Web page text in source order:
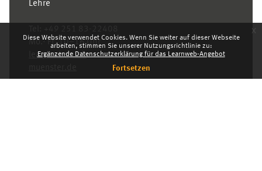
Diese Website verwendet Cookies. Wenn Sie weiter auf dieser Webseite
arbeiten, stimmen Sie unserer Nutzungsrichtlinie zu:
Ergänzende Datenschutzerklärung für das Learnweb-Angebot
Fortsetzen
x
Lehre
Mo.- Fr. 10–16 Uhr
learnweb@uni-